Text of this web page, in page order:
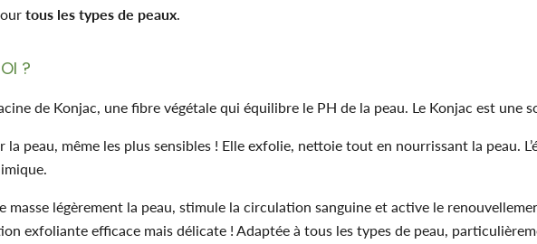
tous les types de peaux.
?
de Konjac, une fibre végétale qui équilibre le PH de la peau. Le Konjac est
la peau, même les plus sensibles ! Elle exfolie, nettoie tout en nourrissant la peau.
masse légèrement la peau, stimule la circulation sanguine et active le
exfoliante efficace mais délicate ! Adaptée à tous les types de peau,